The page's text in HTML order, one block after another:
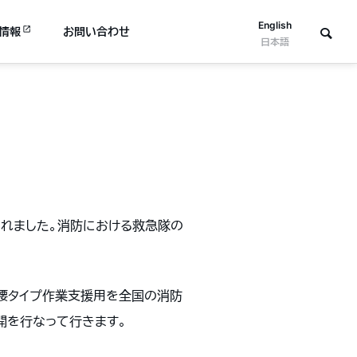
English
日本語
報 お問い合わせ
ました。消防における救急隊の
タイプ作業支援用を全国の消防
行なって行きます。